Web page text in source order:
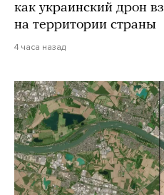
как украинский дрон
на территории страны
4 часа назад